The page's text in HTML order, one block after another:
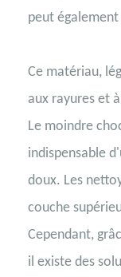
peut
Ce matériau,
aux rayures et
Le moindre
indispensable
doux. Les
couche
Cependant,
il existe des